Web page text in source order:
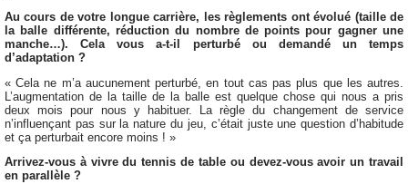
Au cours de votre longue carrière, les règlements ont évolué (taille de
la balle différente, réduction du nombre de points pour gagner une
manche…). Cela vous a-t-il perturbé ou demandé un temps
d’adaptation ?
« Cela ne m’a aucunement perturbé, en tout cas pas plus que les autres.
L’augmentation de la taille de la balle est quelque chose qui nous a pris
deux mois pour nous y habituer. La règle du changement de service
n’influençant pas sur la nature du jeu, c’était juste une question d’habitude
et ça perturbait encore moins ! »
Arrivez-vous à vivre du tennis de table ou devez-vous avoir un travail
en parallèle ?